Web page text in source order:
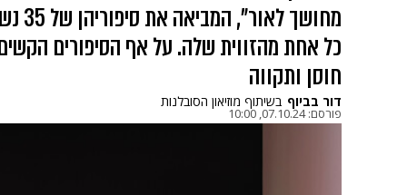
כל אחת מהזווית שלה. על אף הסיפורים
חוסן ותקווה
דור בביוף בשיתוף מוזיאון הסובלנות
פורסם:07.10.24, 10:00